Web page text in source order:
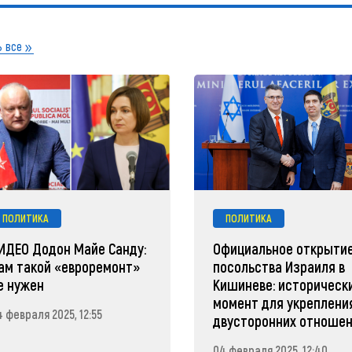
все
ПОЛИТИКА
Додон Майе Санду:
такой «евроремонт»
нужен
февраля 2025, 12:55
ПОЛИТИКА
Официальное
посольства Израиля в
Кишиневе:
момент для
двусторонних